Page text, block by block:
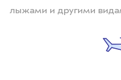
лыжами и другими